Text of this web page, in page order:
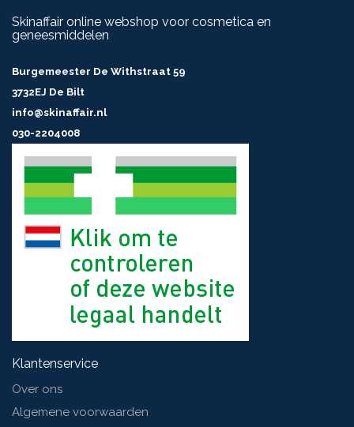
6 ml
Skinaffair online webshop voor cosmetica en
geneesmiddelen
Burgemeester De Withstraat 59
3732EJ De Bilt
info@skinaffair.nl
030-2204008
Klantenservice
Over ons
Algemene voorwaarden